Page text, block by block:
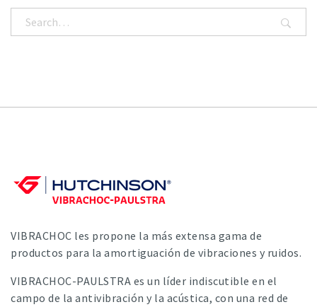
VIBRACHOC les propone la más extensa gama de
productos para la amortiguación de vibraciones y ruidos.
VIBRACHOC-PAULSTRA es un líder indiscutible en el
campo de la antivibración y la acústica, con una red de